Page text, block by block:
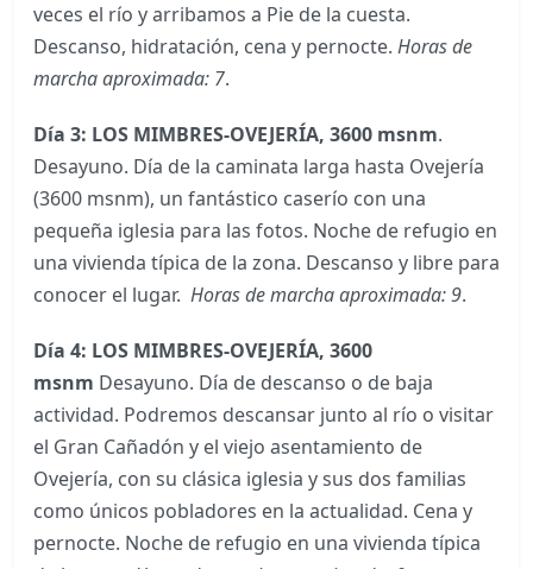
veces el río y arribamos a Pie de la cuesta.
Descanso, hidratación, cena y pernocte. Horas de
marcha aproximada: 7.
Día 3: LOS MIMBRES-OVEJERÍA, 3600 msnm.
Desayuno. Día de la caminata larga hasta Ovejería
(3600 msnm), un fantástico caserío con una
pequeña iglesia para las fotos. Noche de refugio en
una vivienda típica de la zona. Descanso y libre para
conocer el lugar. Horas de marcha aproximada: 9.
Día 4: LOS MIMBRES-OVEJERÍA, 3600
msnm Desayuno. Día de descanso o de baja
actividad. Podremos descansar junto al río o visitar
el Gran Cañadón y el viejo asentamiento de
Ovejería, con su clásica iglesia y sus dos familias
como únicos pobladores en la actualidad. Cena y
pernocte. Noche de refugio en una vivienda típica